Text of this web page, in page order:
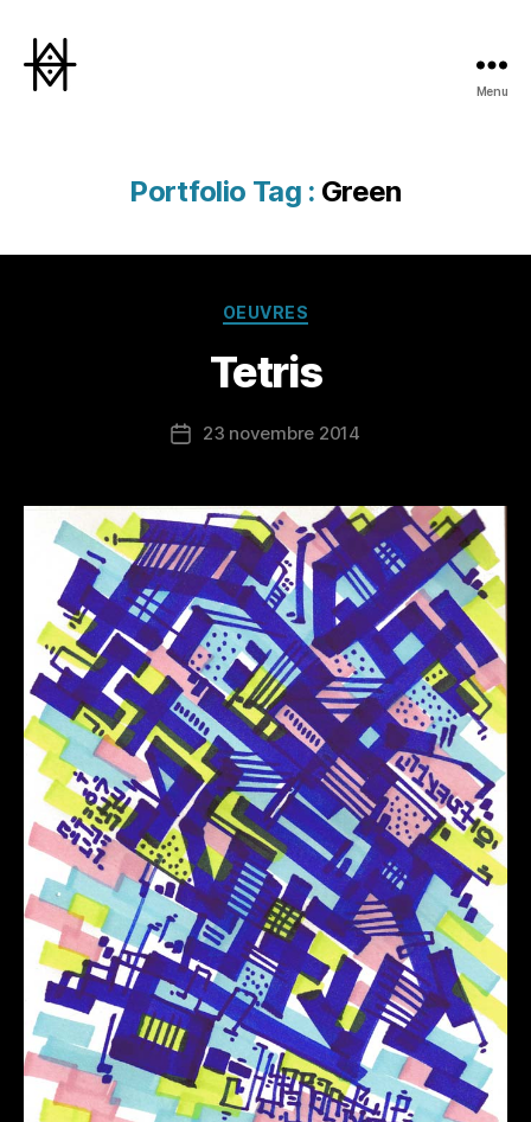
Menu
Portfolio Tag : Green
Catégories
OEUVRES
Tetris
Date23 novembre 2014